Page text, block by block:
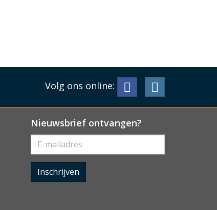
Volg ons online:
Nieuwsbrief ontvangen?
Inschrijven